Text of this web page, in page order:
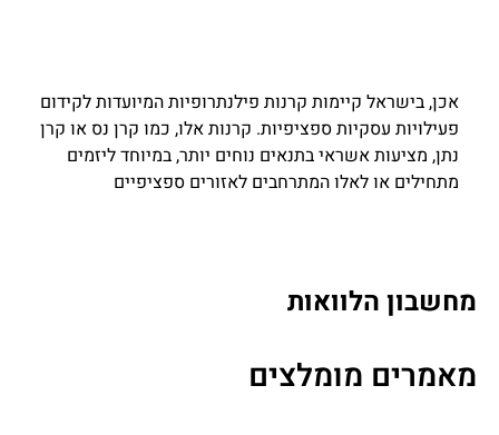
אכן, בישראל קיימות קרנות פילנתרופיות המיועדות לקידום
פעילויות עסקיות ספציפיות. קרנות אלו, כמו קרן נס או קרן
נתן, מציעות אשראי בתנאים נוחים יותר, במיוחד ליזמים
מתחילים או לאלו המתרחבים לאזורים ספציפיים
מחשבון הלוואות
מאמרים מומלצים